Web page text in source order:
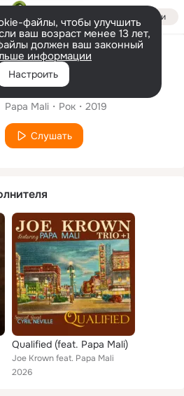
Войти
файлы, чтобы улучшить
ваш возраст менее 13 лет,
должен ваш законный
информации
Настроить
Альбом
Music Is Love
Papa Mali Рок 2019
Слушать
Qualified (feat. Papa Mali)
Joe Krown feat. Papa Mali
2026